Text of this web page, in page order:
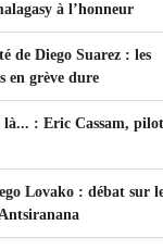
à l’honneur
de Diego Suarez : les
en grève dure
là... : Eric Cassam,
Lovako : débat sur